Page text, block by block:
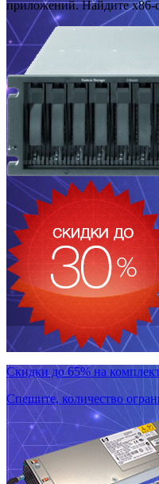
приложений. Найдите x86-
Скидки до 65% на
Спешите, количество